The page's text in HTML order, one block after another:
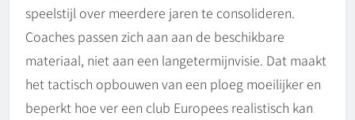
speelstijl over meerdere jaren te consolideren.
Coaches passen zich aan aan de beschikbare
materiaal, niet aan een langetermijnvisie. Dat maakt
het tactisch opbouwen van een ploeg moeilijker en
beperkt hoe ver een club Europees realistisch kan